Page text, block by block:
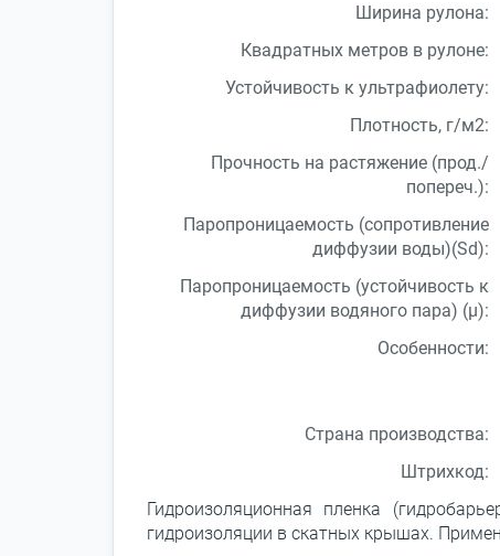
Ширина рулона:
Квадратных метров в рулоне:
Устойчивость к ультрафиолету:
Плотность, г/м2:
Прочность на растяжение (прод./
попереч.):
Паропроницаемость (сопротивление
диффузии воды)(Sd):
Паропроницаемость (устойчивость к
диффузии водяного пара) (μ):
Особенности:
Страна производства:
Штрихкод:
Гидроизоляционная пленка
гидроизоляции в скатных крышах.